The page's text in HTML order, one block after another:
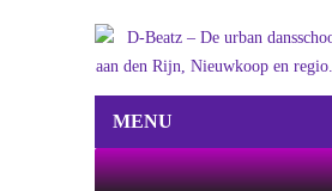
MENU